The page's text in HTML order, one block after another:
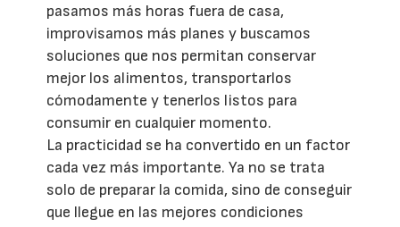
pasamos más horas fuera de casa,
improvisamos más planes y buscamos
soluciones que nos permitan conservar
mejor los alimentos, transportarlos
cómodamente y tenerlos listos para
consumir en cualquier momento.
La practicidad se ha convertido en un factor
cada vez más importante. Ya no se trata
solo de preparar la comida, sino de conseguir
que llegue en las mejores condiciones